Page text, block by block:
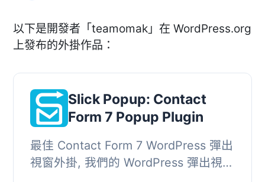
以下是開發者「teamomak」在 WordPress.org
上發布的外掛作品：
Slick Popup: Contact
Form 7 Popup Plugin
最佳 Contact Form 7 WordPress 彈出
視窗外掛, 我們的 WordPress 彈出視窗